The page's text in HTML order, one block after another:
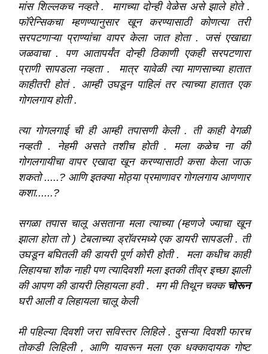
मांस शिल्लकच नव्हते . मागच्या दोन्ही वेळेस असे झाले होते .
फॉरेन्सिकचा म्हणण्यानुसार खून करण्यासाठी कोणत्या तरी
सरपटणाऱ्या प्राण्यांचा वापर केला जात होता . जसं एखाद्या
जळवाचा . पण आतापर्यंत दोन्ही ठिकाणी एकही सरपटणारा
प्राणी सापडला नव्हता . मात्र यावेळी त्या माणसाच्या हातात
काहीतरी होतं . आम्ही उघडून पाहिलं तर त्याच्या हातात एक
गोगलगाय होती .
त्या गोगलगाईची ही आम्हीतपासणी केली . ती काही वेगळी
नव्हती . नेहमी असते तशीच होती . मला कळेच ना
की
गोगलगायीचावापर एखादा खून करण्यासाठी कसा केला जाऊ
शकतो .....? आणि इतक्या मोठ्या प्रमाणावर गोगलगाय आणणार
कशा......?
सगळातपास चालू असताना मला त्याच्या (म्हणजे ज्याचा खून
झाला होता तो ) टेबलाच्या ड्रॉवरमध्ये एक डायरी सापडली . ती
उघडून बघितली की डायरी पूर्ण कोरी होती . मला कधीच काही
लिहायचा शौक नाही पण त्यादिवशीमला इतकी तीव्र इच्छा झाली
की आपण की डायरी लिहायला हवी . मग मीतिथूनचक्कचोरून
घरीआलीव लिहायला चालू केली
मी पहिल्यादिवशी जरासविस्तर लिहिले. दुसऱ्या दिवशी फारच
तोकडी लिहिली , आणि यावरूनमला एक धक्कादायक गोष्ट